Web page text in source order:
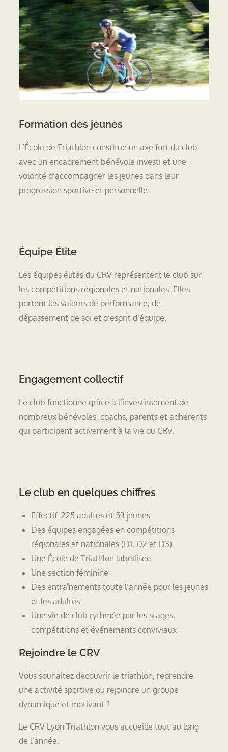
Formation des jeunes
L’École de Triathlon constitue un axe fort du club
avec un encadrement bénévole investi et une
volonté d’accompagner les jeunes dans leur
progression sportive et personnelle.
Équipe Élite
Les équipes élites du CRV représentent le club sur
les compétitions régionales et nationales. Elles
portent les valeurs de performance, de
dépassement de soi et d’esprit d’équipe.
Engagement collectif
Le club fonctionne grâce à l’investissement de
nombreux bénévoles, coachs, parents et adhérents
qui participent activement à la vie du CRV.
Le club en quelques chiffres
Effectif: 225 adultes et 53 jeunes
Des équipes engagées en compétitions
régionales et nationales (D1, D2 et D3)
Une École de Triathlon labellisée
Une section féminine
Des entraînements toute l’année pour les jeunes
et les adultes
Une vie de club rythmée par les stages,
compétitions et événements conviviaux
Rejoindre le CRV
Vous souhaitez découvrir le triathlon, reprendre
une activité sportive ou rejoindre un groupe
dynamique et motivant ?
Le CRV Lyon Triathlon vous accueille tout au long
de l’année.